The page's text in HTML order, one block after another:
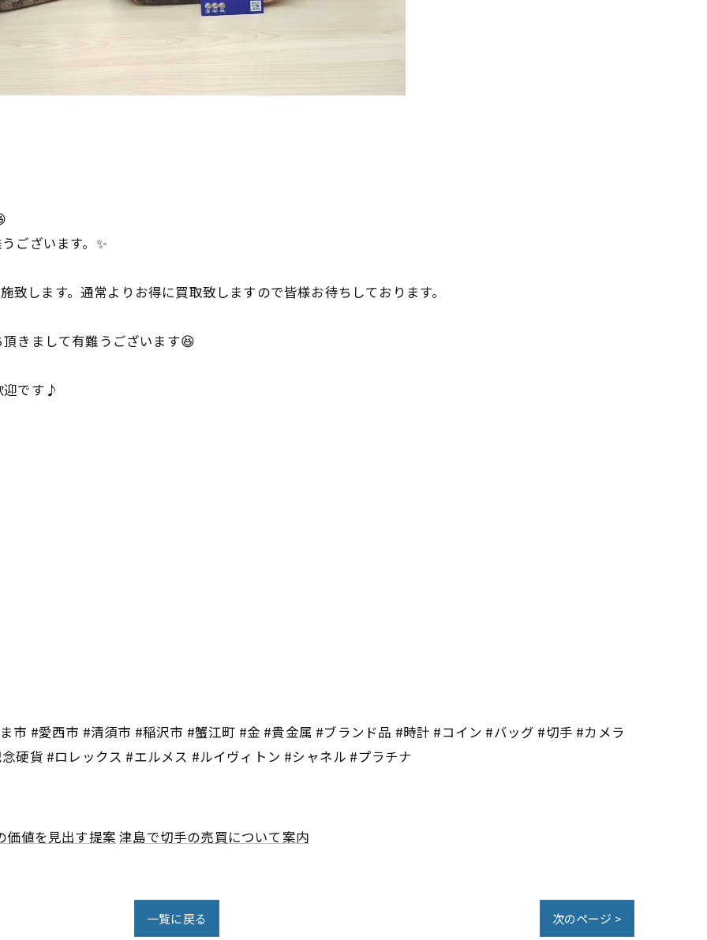
ございます。✨
致します。通常よりお得に買取致しますので皆様お待ちしております。
きまして有難うございます😆
迎です♪
市 #愛西市 #清須市 #稲沢市 #蟹江町 #金 #貴金属 #ブランド品 #時計 #コイン #バッグ #切手 #カメラ
硬貨 #ロレックス #エルメス #ルイヴィトン #シャネル #プラチナ
価値を見出す提案 津島で切手の売買について案内
一覧に戻る 次のページ >